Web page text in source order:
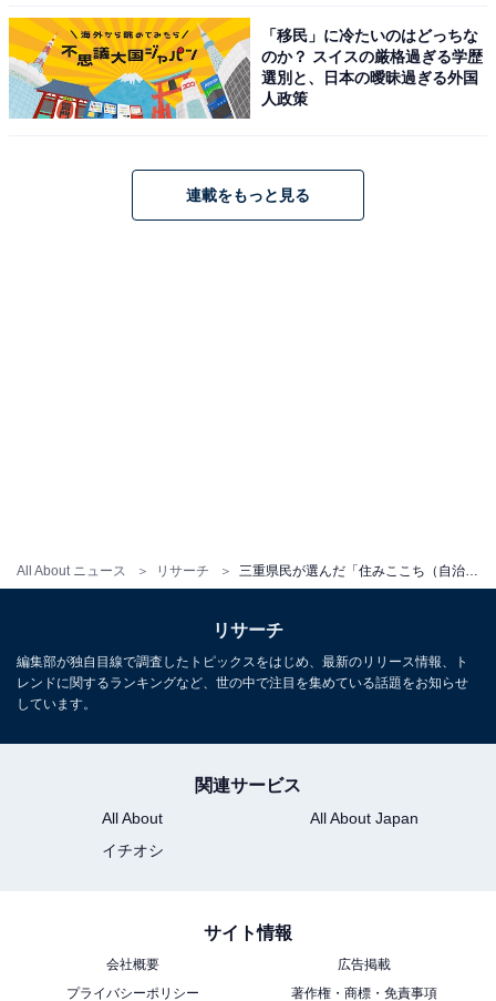
All About ニュース リサーチ 三重県民が選んだ「住みここち（自治体）」ランキング！ 2位「三重郡川越町」、1位は？【2025年最新】
「移民」に冷たいのはどっちな
のか？ スイスの厳格過ぎる学歴
選別と、日本の曖昧過ぎる外国
人政策
連載をもっと見る
リサーチ
編集部が独自目線で調査したトピックスをはじめ、最新のリリース情報、ト
レンドに関するランキングなど、世の中で注目を集めている話題をお知らせ
しています。
関連サービス
All About
All About Japan
イチオシ
サイト情報
会社概要
広告掲載
プライバシーポリシー
著作権・商標・免責事項